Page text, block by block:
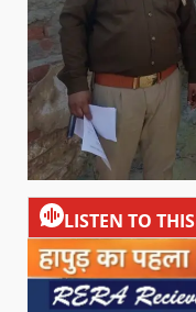
LISTEN TO THIS